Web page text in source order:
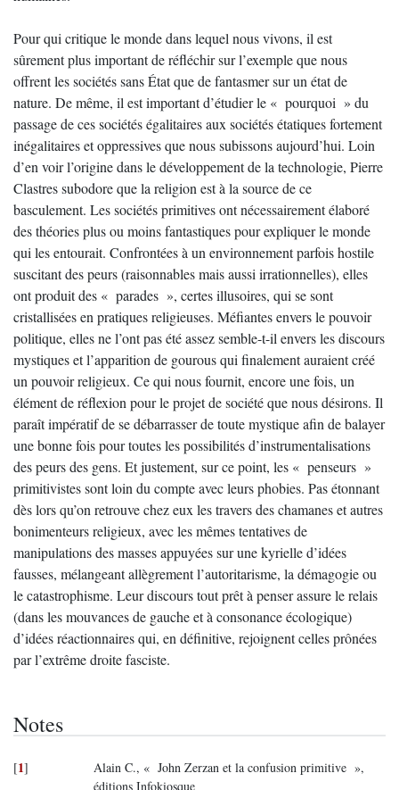
Pour qui critique le monde dans lequel nous vivons, il est
sûrement plus important de réfléchir sur l’exemple que nous
offrent les sociétés sans État que de fantasmer sur un état de
nature. De même, il est important d’étudier le « pourquoi » du
passage de ces sociétés égalitaires aux sociétés étatiques fortement
inégalitaires et oppressives que nous subissons aujourd’hui. Loin
d’en voir l’origine dans le développement de la technologie, Pierre
Clastres subodore que la religion est à la source de ce
basculement. Les sociétés primitives ont nécessairement élaboré
des théories plus ou moins fantastiques pour expliquer le monde
qui les entourait. Confrontées à un environnement parfois hostile
suscitant des peurs (raisonnables mais aussi irrationnelles), elles
ont produit des « parades », certes illusoires, qui se sont
cristallisées en pratiques religieuses. Méfiantes envers le pouvoir
politique, elles ne l’ont pas été assez semble-t-il envers les discours
mystiques et l’apparition de gourous qui finalement auraient créé
un pouvoir religieux. Ce qui nous fournit, encore une fois, un
élément de réflexion pour le projet de société que nous désirons. Il
paraît impératif de se débarrasser de toute mystique afin de balayer
une bonne fois pour toutes les possibilités d’instrumentalisations
des peurs des gens. Et justement, sur ce point, les « penseurs »
primitivistes sont loin du compte avec leurs phobies. Pas étonnant
dès lors qu’on retrouve chez eux les travers des chamanes et autres
bonimenteurs religieux, avec les mêmes tentatives de
manipulations des masses appuyées sur une kyrielle d’idées
fausses, mélangeant allègrement l’autoritarisme, la démagogie ou
le catastrophisme. Leur discours tout prêt à penser assure le relais
(dans les mouvances de gauche et à consonance écologique)
d’idées réactionnaires qui, en définitive, rejoignent celles prônées
par l’extrême droite fasciste.
Notes
[1]
Alain C., « John Zerzan et la confusion primitive »,
éditions Infokiosque